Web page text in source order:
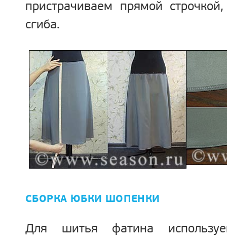
пристрачиваем прямой
сгиба.
СБОРКА ЮБКИ ШОПЕНКИ
Для шитья фатина